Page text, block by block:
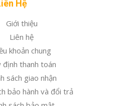
Hệ
Giới thiệu
Liên hệ
khoản chung
định thanh toán
sách giao nhận
bảo hành và đổi trả